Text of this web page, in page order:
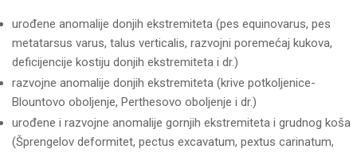
urođene anomalije donjih ekstremiteta (pes equinovarus, pes
metatarsus varus, talus verticalis, razvojni poremećaj kukova,
deficijencije kostiju donjih ekstremiteta i dr.)
razvojne anomalije donjih ekstremiteta (krive potkoljenice-
Blountovo oboljenje, Perthesovo oboljenje i dr.)
urođene i razvojne anomalije gornjih ekstremiteta i grudnog koša
(Šprengelov deformitet, pectus excavatum, pextus carinatum,